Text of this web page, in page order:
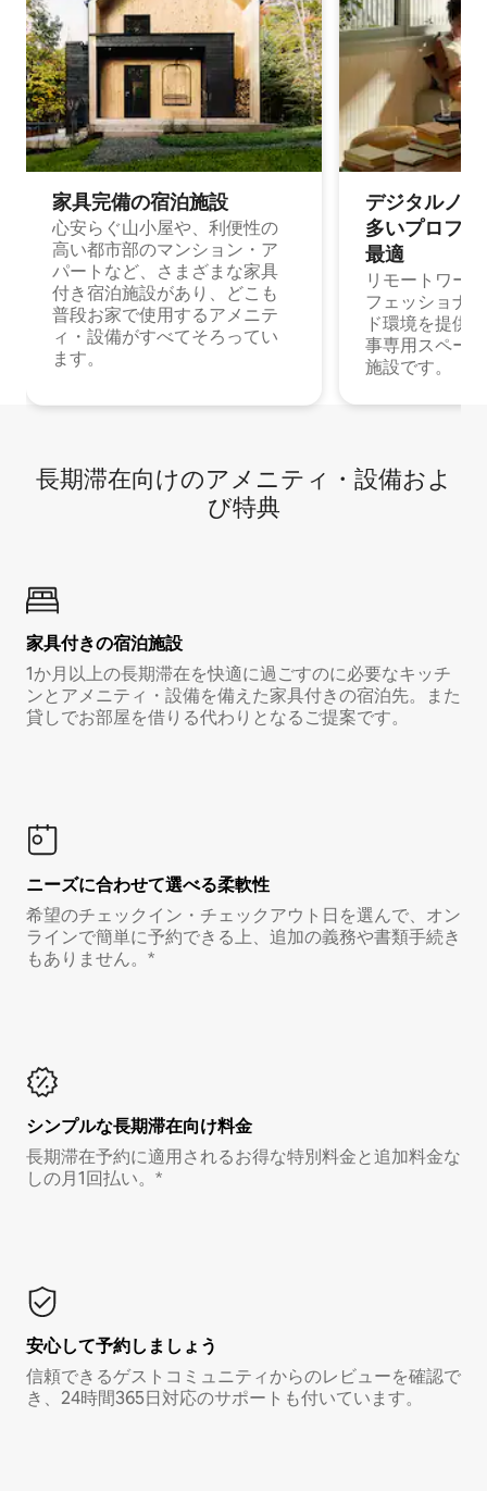
家具完備の宿⁠泊⁠施⁠設
心安らぐ山小屋や、利便性の
高い都市部のマンション・ア
パートなど、さまざまな家具
付き宿泊施設があり、どこも
普段お家で使用するアメニテ
ィ・設備がすべてそろってい
ます。
デジタルノ
多⁠いプ⁠ロ⁠フ⁠
最⁠適
リモートワー
フェッショナ
ド環境を提供
事専用スペー
施設です。
長期滞在向け⁠のア⁠メ⁠ニ⁠テ⁠ィ⁠・設⁠備⁠およ
び特⁠典
家具付き⁠の宿⁠泊⁠施⁠設
1か月以上の長期滞在を快適に過ごすのに必要なキッチ
ンとアメニティ・設備を備えた家具付きの宿泊先。また
貸しでお部屋を借りる代わりとなるご提案です。
ニーズに合わせて選べる柔軟性
希望のチェックイン・チェックアウト日を選んで、オン
ラインで簡単に予約できる上、追加の義務や書類手続き
もありません。*
シンプルな長期滞在向け料金
長期滞在予約に適用されるお得な特別料金と追加料金な
しの月1回払い。*
安心して予約しましょう
信頼できるゲストコミュニティからのレビューを確認で
き、24時間365日対応のサポートも付いています。